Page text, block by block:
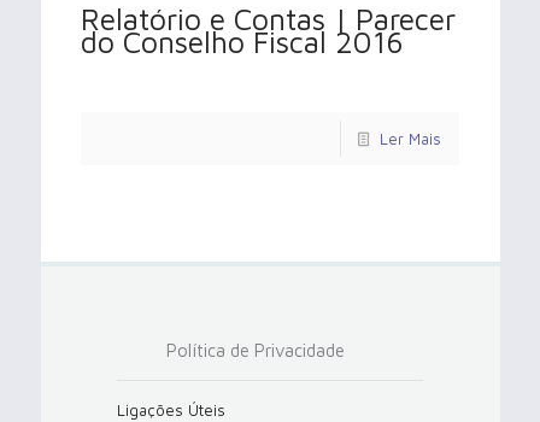
Relatório e Contas | Parecer
do Conselho Fiscal 2016
Ler Mais
Política de Privacidade
Ligações Úteis